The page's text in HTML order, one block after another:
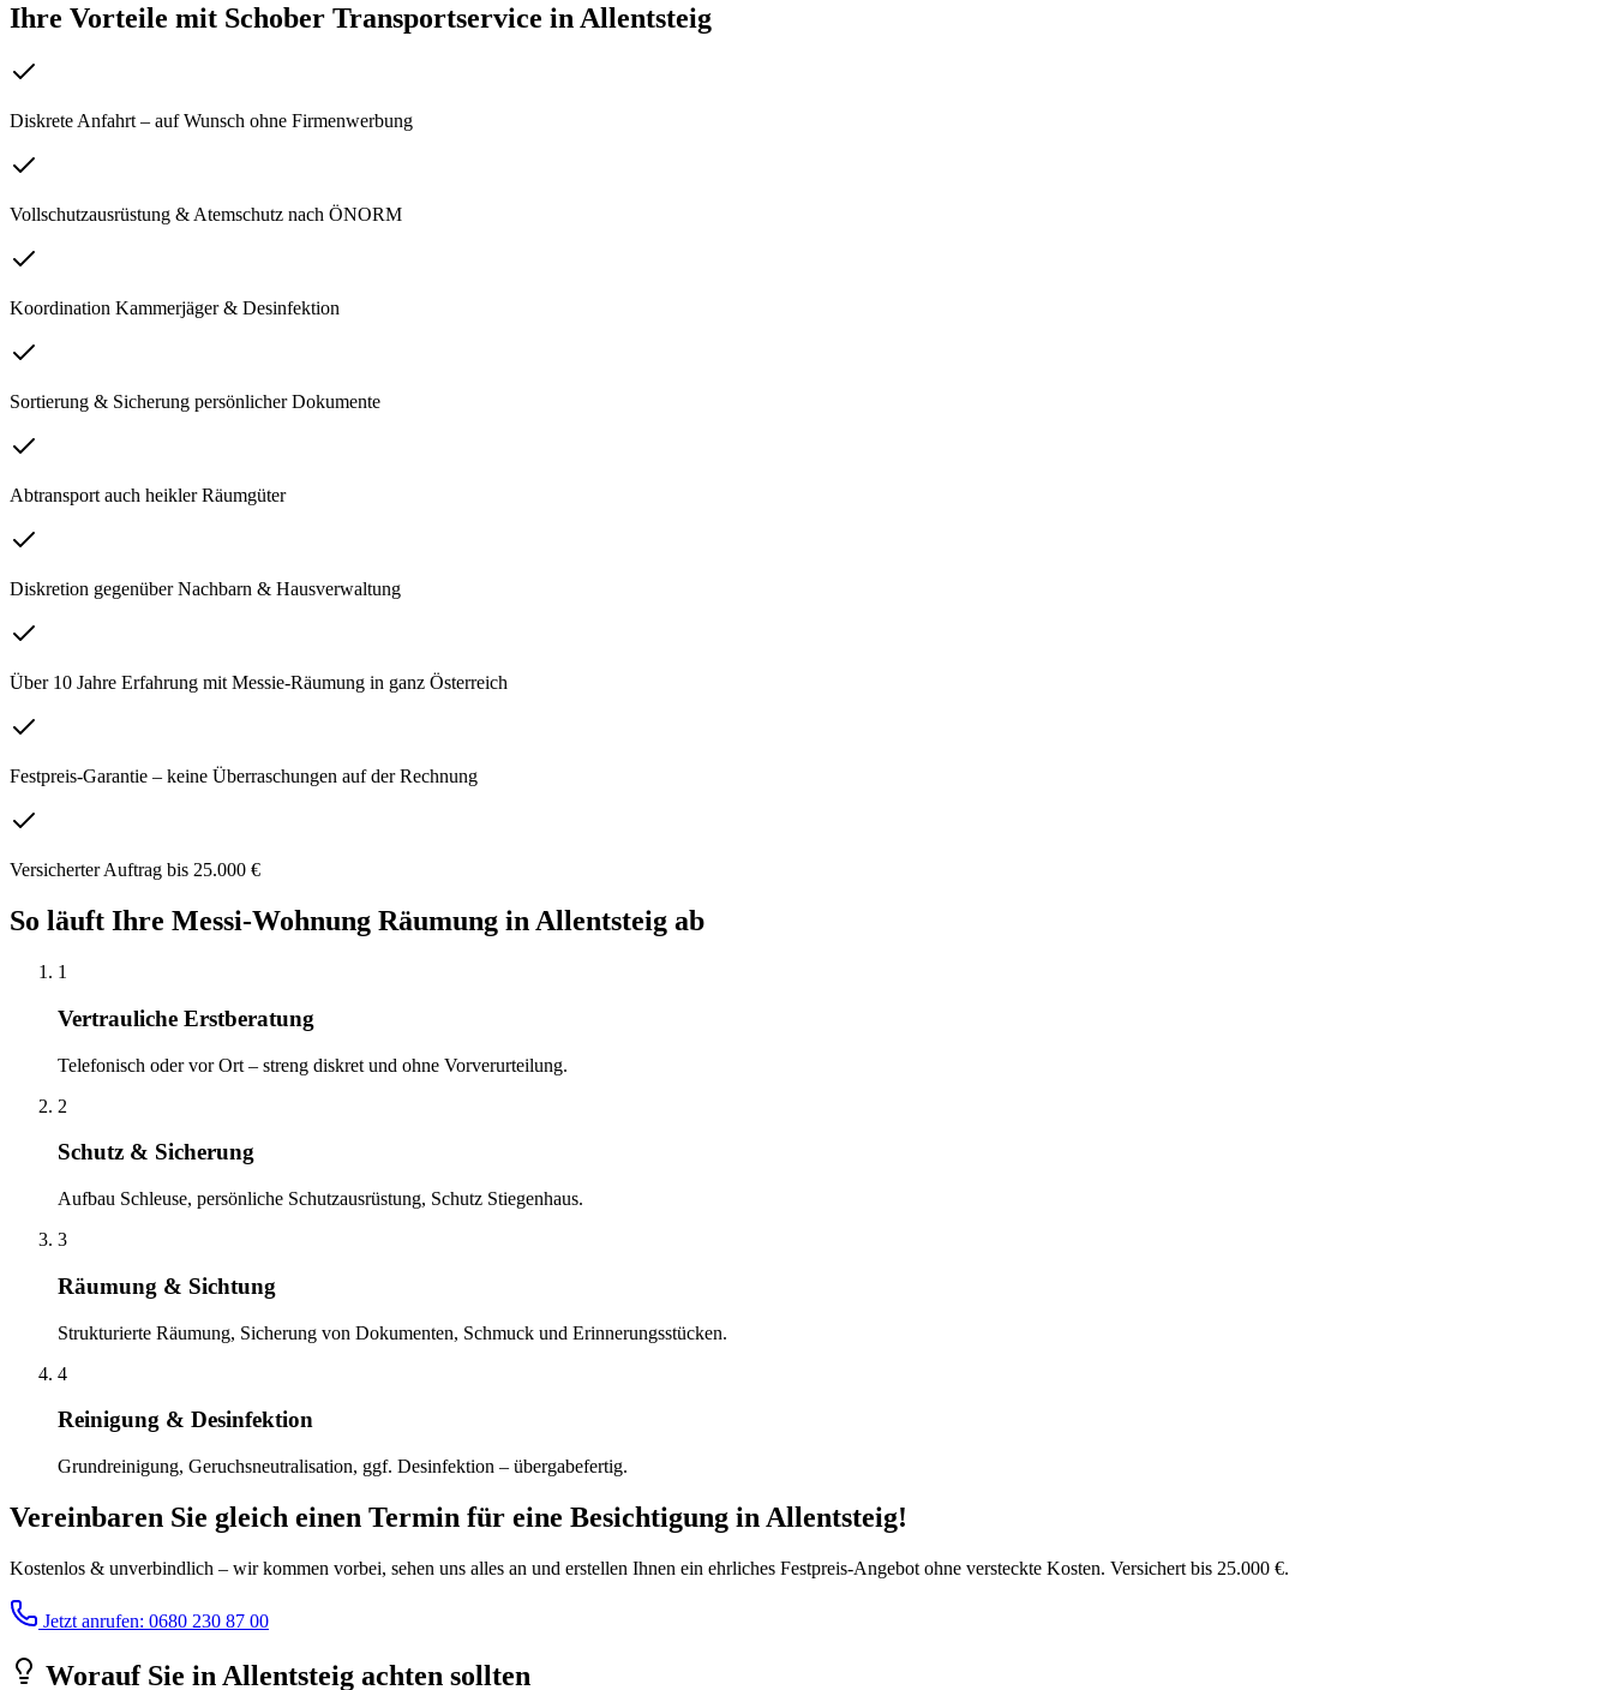
Ihre Vorteile mit Schober Transportservice in Allentsteig
Diskrete Anfahrt – auf Wunsch ohne Firmenwerbung
Vollschutzausrüstung & Atemschutz nach ÖNORM
Koordination Kammerjäger & Desinfektion
Sortierung & Sicherung persönlicher Dokumente
Abtransport auch heikler Räumgüter
Diskretion gegenüber Nachbarn & Hausverwaltung
Über 10 Jahre Erfahrung mit Messie-Räumung in ganz Österreich
Festpreis-Garantie – keine Überraschungen auf der Rechnung
Versicherter Auftrag bis 25.000 €
So läuft Ihre Messi-Wohnung Räumung inAllentsteig ab
1
Vertrauliche Erstberatung
Telefonisch oder vor Ort – streng diskret und ohne Vorverurteilung.
2
Schutz & Sicherung
Aufbau Schleuse, persönliche Schutzausrüstung, Schutz Stiegenhaus.
3
Räumung & Sichtung
Strukturierte Räumung, Sicherung von Dokumenten, Schmuck und Erinnerungsstücken.
4
Reinigung & Desinfektion
Grundreinigung, Geruchsneutralisation, ggf. Desinfektion – übergabefertig.
Vereinbaren Sie gleich einen Termin für eine Besichtigung in Allentsteig!
Kostenlos & unverbindlich – wir kommen vorbei, sehen uns alles an und erstellen Ihnen ein ehrliches Festpreis-Angebot ohne versteckte Kosten. Versichert bis 25.000 €.
Jetzt anrufen: 0680 230 87 00
Worauf Sie in Allentsteig achten sollten